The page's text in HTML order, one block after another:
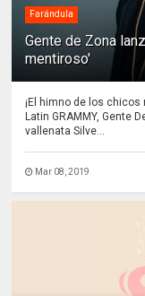
Farándula
Gente de Zona
mentiroso'
¡El himno de los
Latin GRAMMY, Gente
vallenata Silve...
Mar 08, 2019